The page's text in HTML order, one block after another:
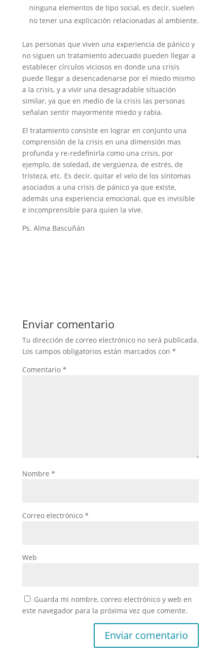
ninguna elementos de tipo social, es decir, suelen
no tener una explicación relacionadas al ambiente.
Las personas que viven una experiencia de pánico y
no siguen un tratamiento adecuado pueden llegar a
establecer círculos viciosos en donde una crisis
puede llegar a desencadenarse por el miedo mismo
a la crisis, y a vivir una desagradable situación
similar, ya que en medio de la crisis las personas
señalan sentir mayormente miedo y rabia.
El tratamiento consiste en lograr en conjunto una
comprensión de la crisis en una dimensión mas
profunda y re-redefinirla como una crisis, por
ejemplo, de soledad, de vergüenza, de estrés, de
tristeza, etc. Es decir, quitar el velo de los síntomas
asociados a una crisis de pánico ya que existe,
además una experiencia emocional, que es invisible
e incomprensible para quien la vive.
Ps. Alma Bascuñán
Enviar comentario
Tu dirección de correo electrónico no será publicada.
Los campos obligatorios están marcados con *
Comentario *
Nombre *
Correo electrónico *
Web
Guarda mi nombre, correo electrónico y web en
este navegador para la próxima vez que comente.